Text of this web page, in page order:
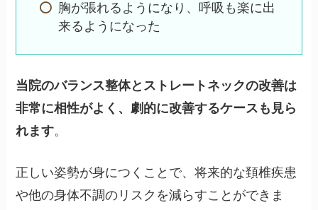
胸が張れるようになり、呼吸も楽に出
来るようになった
当院のバランス整体とストレートネックの改善は
非常に相性がよく、劇的に改善するケースも見ら
れます。
正しい姿勢が身につくことで、将来的な頚椎疾患
や他の身体不調のリスクを減らすことができま